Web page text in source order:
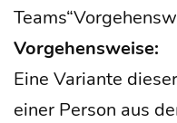
Vor­ge­hens­wei­se:
Eine Vari­an­te
einer Per­son aus